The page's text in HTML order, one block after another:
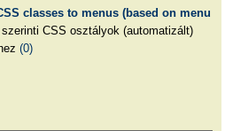
classes to menus (based on menu
CSS osztályok (automatizált)
(0)